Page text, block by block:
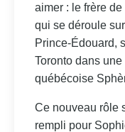
aimer : le frère
qui se déroule
Prince-Édouard,
Toronto dans
québécoise
Ce nouveau rôle
rempli pour